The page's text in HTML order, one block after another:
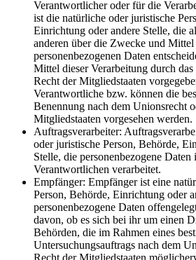
Verantwortlicher oder für die
ist die natürliche oder juristische
Einrichtung oder andere Stelle, die
anderen über die Zwecke und
personenbezogenen Daten
Mittel dieser Verarbeitung durch
Recht der Mitgliedstaaten
Verantwortliche bzw. können die
Benennung nach dem Unionsrecht
Mitgliedstaaten vorgesehen werden.
Auftragsverarbeiter:
oder juristische Person, Behörde,
Stelle, die personenbezogene
Verantwortlichen verarbeitet.
Empfänger: Empfänger ist eine
Person, Behörde, Einrichtung oder
personenbezogene Daten
davon, ob es sich bei ihr um einen
Behörden, die im Rahmen eines
Untersuchungsauftrags nach dem
Recht der Mitgliedstaaten